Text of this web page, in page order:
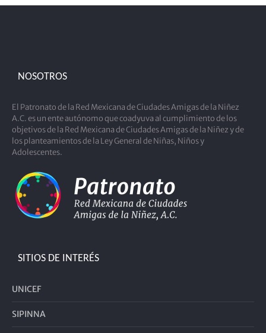
NOSOTROS
El Patronato de la Red Mexicana de Ciudades Amigas de la Niñez
A.C. es un ente autónomo que coadyuva al cumplimiento de los
objetivos de la Red Mexicana de Ciudades Amigas de la Niñez y de
los planteamientos de la Ley General de Niñas, Niños y
Adolescentes.
SITIOS DE INTERÉS
UNICEF
SIPINNA